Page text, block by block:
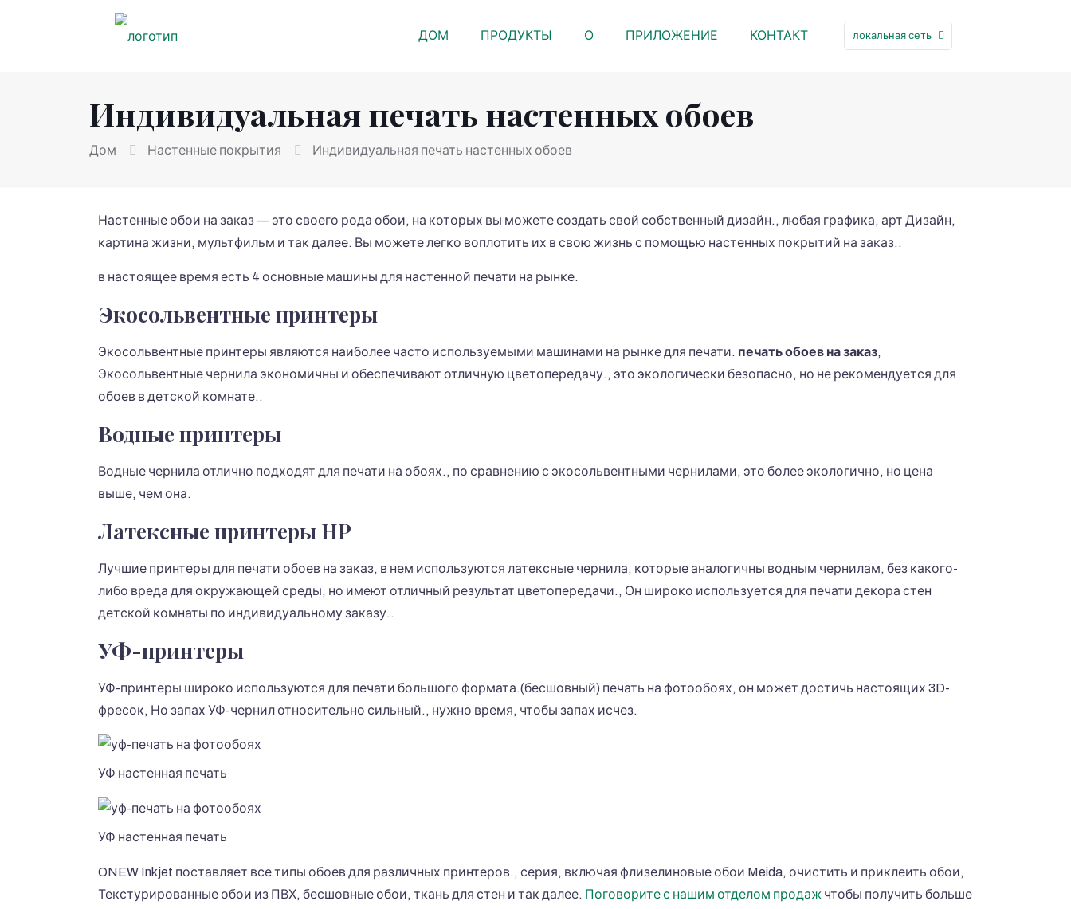
ДОМ ПРОДУКТЫ О ПРИЛОЖЕНИЕ КОНТАКТ локальная сеть
Индивидуальная печать настенных обоев
Дом Настенные покрытия Индивидуальная печать настенных обоев
Настенные обои на заказ — это своего рода обои, на которых вы можете создать свой собственный дизайн., любая графика, арт Дизайн,
картина жизни, мультфильм и так далее. Вы можете легко воплотить их в свою жизнь с помощью настенных покрытий на заказ..
в настоящее время есть 4 основные машины для настенной печати на рынке.
Экосольвентные принтеры
Экосольвентные принтеры являются наиболее часто используемыми машинами на рынке для печати. печать обоев на заказ,
Экосольвентные чернила экономичны и обеспечивают отличную цветопередачу., это экологически безопасно, но не рекомендуется для
обоев в детской комнате..
Водные принтеры
Водные чернила отлично подходят для печати на обоях., по сравнению с экосольвентными чернилами, это более экологично, но цена
выше, чем она.
Латексные принтеры HP
Лучшие принтеры для печати обоев на заказ, в нем используются латексные чернила, которые аналогичны водным чернилам, без какого-
либо вреда для окружающей среды, но имеют отличный результат цветопередачи., Он широко используется для печати декора стен
детской комнаты по индивидуальному заказу..
УФ-принтеры
УФ-принтеры широко используются для печати большого формата.(бесшовный) печать на фотообоях, он может достичь настоящих 3D-
фресок, Но запах УФ-чернил относительно сильный., нужно время, чтобы запах исчез.
УФ настенная печать
УФ настенная печать
ONEW Inkjet поставляет все типы обоев для различных принтеров., серия, включая флизелиновые обои Meida, очистить и приклеить обои,
Текстурированные обои из ПВХ, бесшовные обои, ткань для стен и так далее. Поговорите с нашим отделом продаж чтобы получить больше